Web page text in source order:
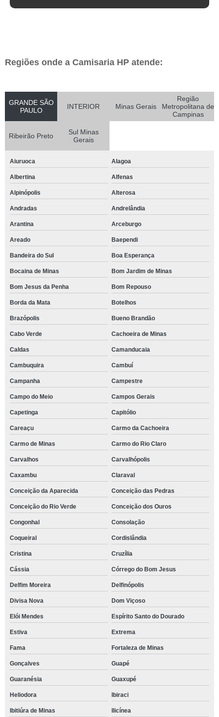
Regiões onde a Camisaria HP atende:
GRANDE SÃO
PAULO
INTERIOR Minas Gerais
Região
Metropolitana de
Campinas
Ribeirão Preto
Sul Minas
Gerais
Aiuruoca Alagoa
Albertina Alfenas
Alpinópolis Alterosa
Andradas Andrelândia
Arantina Arceburgo
Areado Baependi
Bandeira do Sul Boa Esperança
Bocaina de Minas Bom Jardim de Minas
Bom Jesus da Penha Bom Repouso
Borda da Mata Botelhos
Brazópolis Bueno Brandão
Cabo Verde Cachoeira de Minas
Caldas Camanducaia
Cambuquira Cambuí
Campanha Campestre
Campo do Meio Campos Gerais
Capetinga Capitólio
Careaçu Carmo da Cachoeira
Carmo de Minas Carmo do Rio Claro
Carvalhos Carvalhópolis
Caxambu Claraval
Conceição da Aparecida Conceição das Pedras
Conceição do Rio Verde Conceição dos Ouros
Congonhal Consolação
Coqueiral Cordislândia
Cristina Cruzília
Cássia Córrego do Bom Jesus
Delfim Moreira Delfinópolis
Divisa Nova Dom Viçoso
Elói Mendes Espírito Santo do Dourado
Estiva Extrema
Fama Fortaleza de Minas
Gonçalves Guapé
Guaranésia Guaxupé
Heliodora Ibiraci
Ibitiúra de Minas Ilicínea